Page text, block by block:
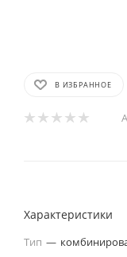
В ИЗБРАННОЕ
Характеристики
Тип —